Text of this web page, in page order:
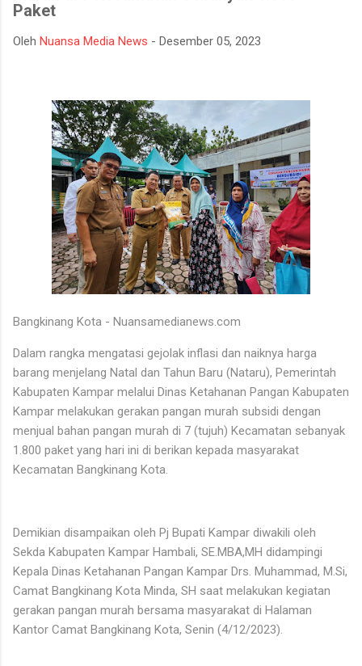
dipertahankan sekian lama, dan banyak orang menilainya
merupakan landasan penting dalam menjalankan kehidupan.
Paket
Oleh Nuansa Media News - Desember 05, 2023
Bangkinang Kota - Nuansamedianews.com
Dalam rangka mengatasi gejolak inflasi dan naiknya harga
barang menjelang Natal dan Tahun Baru (Nataru), Pemerintah
Kabupaten Kampar melalui Dinas Ketahanan Pangan Kabupaten
Kampar melakukan gerakan pangan murah subsidi dengan
menjual bahan pangan murah di 7 (tujuh) Kecamatan sebanyak
1.800 paket yang hari ini di berikan kepada masyarakat
Kecamatan Bangkinang Kota.
Demikian disampaikan oleh Pj Bupati Kampar diwakili oleh
Sekda Kabupaten Kampar Hambali, SE.MBA,MH didampingi
Kepala Dinas Ketahanan Pangan Kampar Drs. Muhammad, M.Si,
Camat Bangkinang Kota Minda, SH saat melakukan kegiatan
gerakan pangan murah bersama masyarakat di Halaman
Kantor Camat Bangkinang Kota, Senin (4/12/2023).